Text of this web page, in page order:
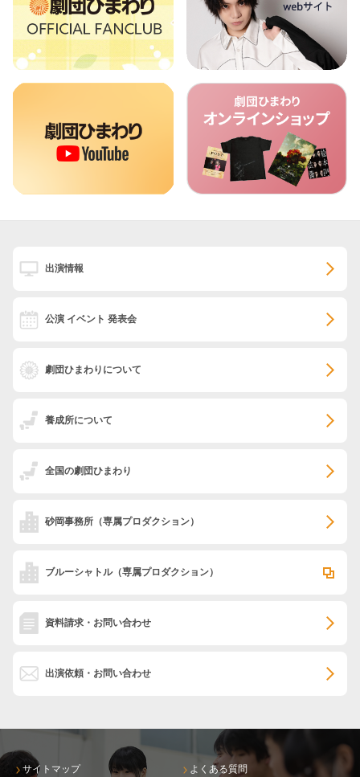
出演情報
公演 イベント 発表会
劇団ひまわりについて
養成所について
全国の劇団ひまわり
砂岡事務所 （専属プロダクション）
ブルーシャトル（専属プロダクション）
資料請求・お問い合わせ
出演依頼・お問い合わせ
サイトマップ よくある質問